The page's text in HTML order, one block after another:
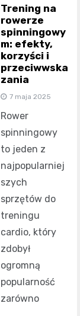
Trening na
rowerze
spinningowy
m: efekty,
korzyści i
przeciwwska
zania
7 maja 2025
Rower
spinningowy
to jeden z
najpopularniej
szych
sprzętów do
treningu
cardio, który
zdobył
ogromną
popularność
zarówno